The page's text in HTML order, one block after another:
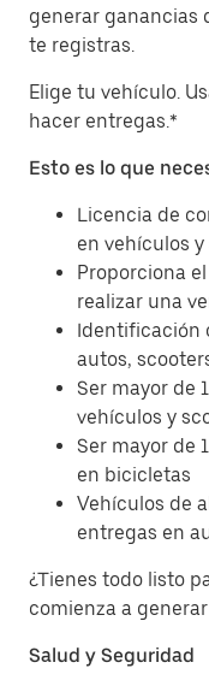
generar ganancias
te registras.
Elige tu vehículo.
hacer entregas.*
Esto es lo que
Licencia de
en vehículos
Proporciona
realizar una
Identificación
autos,
Ser mayor de
vehículos y
Ser mayor de
en bicicletas
Vehículos de
entregas en
¿Tienes todo listo
comienza a
Salud y Seguridad